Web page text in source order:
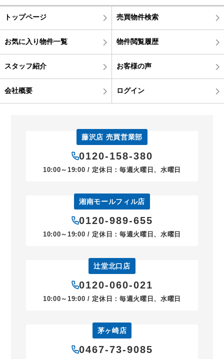
トップページ 売買物件検索
お気に入り物件一覧 物件閲覧履歴
スタッフ紹介 お客様の声
会社概要 ログイン
藤沢店 売買営業部
0120-158-380
10:00～19:00 / 定休日：毎週火曜日、水曜日
湘南モールフィル店
0120-989-655
10:00～19:00 / 定休日：毎週火曜日、水曜日
辻堂北口店
0120-060-021
10:00～19:00 / 定休日：毎週火曜日、水曜日
茅ヶ崎店
0467-73-9085